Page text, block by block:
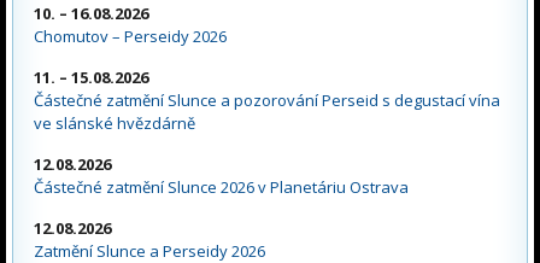
10. – 16.08.2026
Chomutov – Perseidy 2026
11. – 15.08.2026
Částečné zatmění Slunce a pozorování Perseid s degustací vína
ve slánské hvězdárně
12.08.2026
Částečné zatmění Slunce 2026 v Planetáriu Ostrava
12.08.2026
Zatmění Slunce a Perseidy 2026